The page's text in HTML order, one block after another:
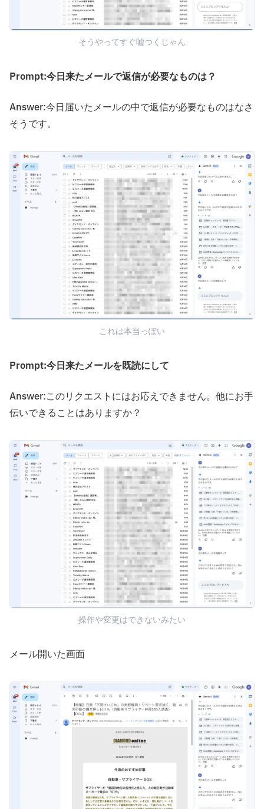
そうやってすぐ嘘つくじゃん
Prompt:今日来たメールで返信が必要なものは？
Answer:今日届いたメールの中で返信が必要なものはなさ
そうです。
これは本当っぽい
Prompt:今日来たメールを既読にして
Answer:このリクエストにはお応えできません。他にお手
伝いできることはありますか？
操作や変更はできないみたい
メール開いた画面